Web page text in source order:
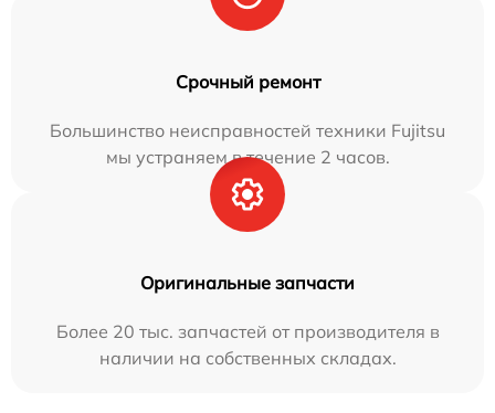
Срочный ремонт
Большинство неисправностей техники Fujitsu
мы устраняем в течение 2 часов.
Оригинальные запчасти
Более 20 тыс. запчастей от производителя в
наличии на собственных складах.